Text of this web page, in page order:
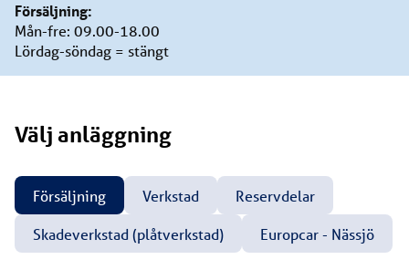
Försäljning:
Mån-fre: 09.00-18.00
Lördag-söndag = stängt
Välj anläggning
Försäljning Verkstad
Reservdelar
Skadeverkstad (plåtverkstad)
Europcar - Nässjö